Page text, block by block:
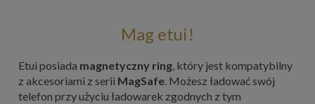
Mag etui!
Etui posiada magnetyczny ring, który jest kompatybilny
z akcesoriami z serii MagSafe. Możesz ładować swój
telefon przy użyciu ładowarek zgodnych z tym